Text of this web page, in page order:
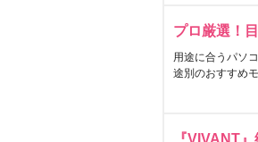
プロ厳選！
用途に合うパソ
途別のおすすめ
『VIVANT